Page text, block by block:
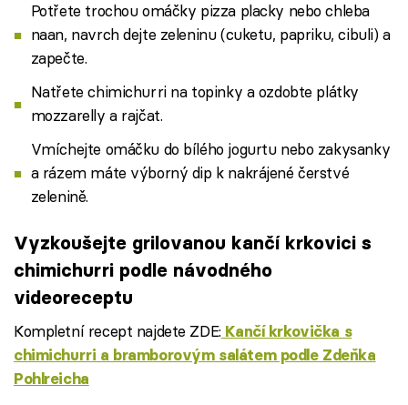
Potřete trochou omáčky pizza placky nebo chleba
naan, navrch dejte zeleninu (cuketu, papriku, cibuli) a
zapečte.
Natřete chimichurri na topinky a ozdobte plátky
mozzarelly a rajčat.
Vmíchejte omáčku do bílého jogurtu nebo zakysanky
a rázem máte výborný dip k nakrájené čerstvé
zelenině.
Vyzkoušejte grilovanou kančí krkovici s
chimichurri podle návodného
videoreceptu
Kompletní recept najdete ZDE: Kančí krkovička s
chimichurri a bramborovým salátem podle Zdeňka
Pohlreicha